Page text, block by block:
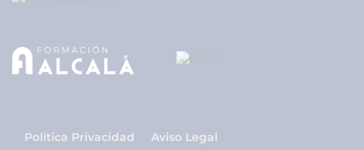
Política Privacidad
Aviso Legal